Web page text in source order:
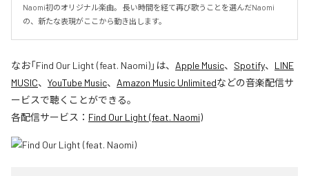
Naomi初のオリジナル楽曲。 長い時間を経て再び歌うことを選んだNaomi
の、新たな表現がここから動き出します。
なお「Find Our Light (feat. Naomi)」は、 Apple Music、 Spotify、 LINE
MUSIC、 YouTube Music、 Amazon Music Unlimitedなどの音楽配信サ
ービスで聴くことができる。
各配信サービス： Find Our Light (feat. Naomi)